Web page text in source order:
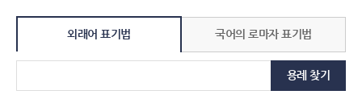
외래어 표기법 국어의 로마자 표기법
용례 찾기